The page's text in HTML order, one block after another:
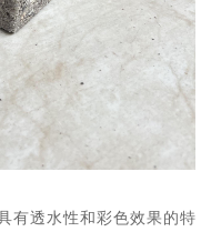
有透水性和彩色效果的特